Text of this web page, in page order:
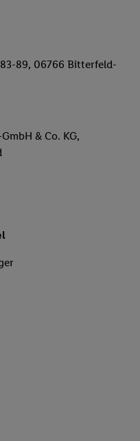
89, 06766 Bitterfeld-
& Co. KG,